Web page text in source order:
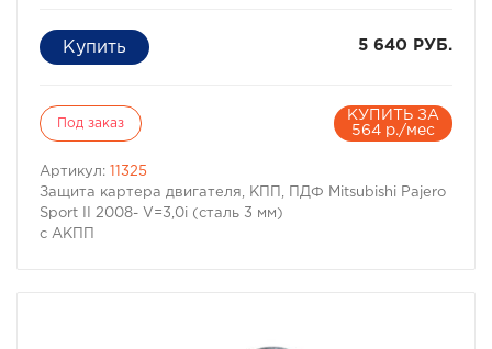
5 640 РУБ.
Под заказ
КУПИТЬ ЗА
564 р./мес
Артикул:
11325
Защита картера двигателя, КПП, ПДФ Mitsubishi Pajero
Sport II 2008- V=3,0i (сталь 3 мм)
с АКПП